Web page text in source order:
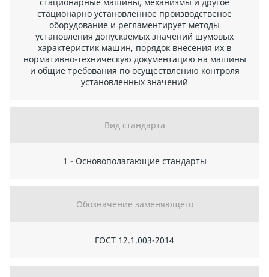
стационарные машины, механизмы и другое
стационарно установленное производственое
оборудование и регламентирует методы
установления допускаемых значений шумовых
характеристик машин, порядок внесения их в
нормативно-техническую документацию на машины
и общие требования по осуществлению контроля
установленных значений
Вид стандарта
1 - Основополагающие стандарты
Обозначение заменяющего
ГОСТ 12.1.003-2014